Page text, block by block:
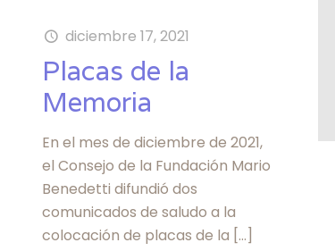
diciembre 17, 2021
Placas de la
Memoria
En el mes de diciembre de 2021,
el Consejo de la Fundación Mario
Benedetti difundió dos
comunicados de saludo a la
colocación de placas de la […]